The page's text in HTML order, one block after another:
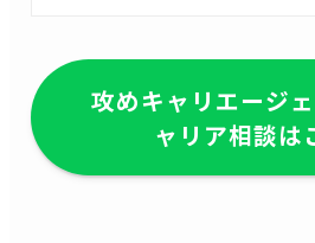
攻めキャリエージ
ャリア相談は